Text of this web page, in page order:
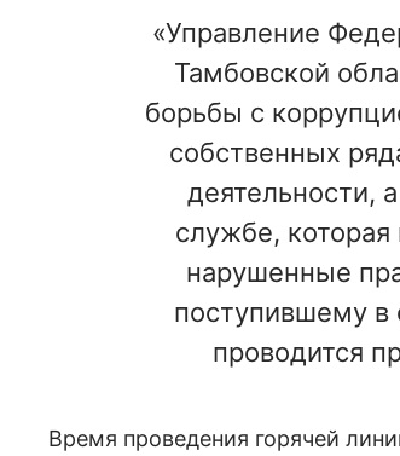
«Управление
Тамбовской
борьбы с
собственных
деятельности,
службе, которая
нарушенные
поступившему в
проводится
Время проведения горячей